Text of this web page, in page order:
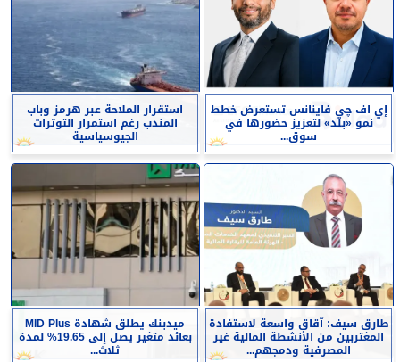
إي اف چي فاينانس تستعرض خطط
نمو «بلد» لتعزيز حضورها في
سوق...
استقرار الملاحة عبر هرمز وباب
المندب رغم استمرار التوترات
الجيوسياسية
طارق سيف: آقاق واسعة لاستفادة
المغتربين من الأنشطة المالية غير
المصرفية ودمجهم...
ميدبنك يطلق شهادة MID Plus
بعائد متغير يصل إلى 19.65% لمدة
ثلاث...